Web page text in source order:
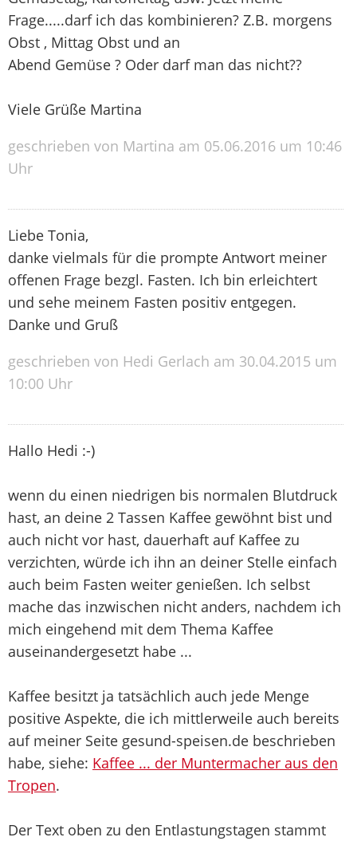
Frage.....darf ich das kombinieren? Z.B. morgens
Obst , Mittag Obst und an
Abend Gemüse ? Oder darf man das nicht??
Viele Grüße Martina
geschrieben von Martina am 05.06.2016 um 10:46
Uhr
Liebe Tonia,
danke vielmals für die prompte Antwort meiner
offenen Frage bezgl. Fasten. Ich bin erleichtert
und sehe meinem Fasten positiv entgegen.
Danke und Gruß
geschrieben von Hedi Gerlach am 30.04.2015 um
10:00 Uhr
Hallo Hedi :-)
wenn du einen niedrigen bis normalen Blutdruck
hast, an deine 2 Tassen Kaffee gewöhnt bist und
auch nicht vor hast, dauerhaft auf Kaffee zu
verzichten, würde ich ihn an deiner Stelle einfach
auch beim Fasten weiter genießen. Ich selbst
mache das inzwischen nicht anders, nachdem ich
mich eingehend mit dem Thema Kaffee
auseinandergesetzt habe ...
Kaffee besitzt ja tatsächlich auch jede Menge
positive Aspekte, die ich mittlerweile auch bereits
auf meiner Seite gesund-speisen.de beschrieben
habe, siehe: Kaffee ... der Muntermacher aus den
Tropen.
Der Text oben zu den Entlastungstagen stammt